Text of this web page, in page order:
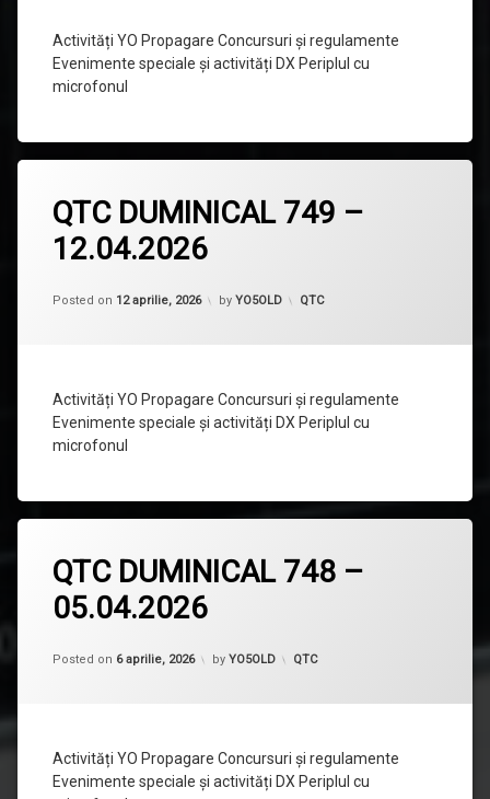
Activități YO Propagare Concursuri și regulamente
Evenimente speciale și activități DX Periplul cu
microfonul
QTC DUMINICAL 749 –
12.04.2026
Posted on 12 aprilie, 2026 by YO5OLD Categorii:
QTC
Activități YO Propagare Concursuri și regulamente
Evenimente speciale și activități DX Periplul cu
microfonul
un
comentariu
la
QTC
749
QTC DUMINICAL 748 –
05.04.2026
Posted on 6 aprilie, 2026 by YO5OLD Categorii:
QTC
Activități YO Propagare Concursuri și regulamente
Evenimente speciale și activități DX Periplul cu
un
comentariu
la
QTC
748